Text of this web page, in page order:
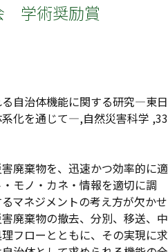
学術奨励賞
自治体機能に関する研究—東日
化を通じて—,自然災害科学 ,33
廃棄物を、迅速かつ効率的に適
モノ・カネ・情報を適切に調
マネジメントの考え方が欠かせ
廃棄物の撤去、分別、移送、中
フローとともに、その実現に求